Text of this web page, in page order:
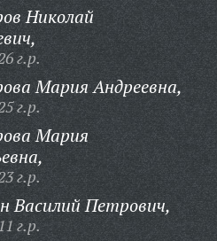
Николай
г.р.
Мария Андреевна,
г.р.
Мария
г.р.
Василий Петрович,
г.р.